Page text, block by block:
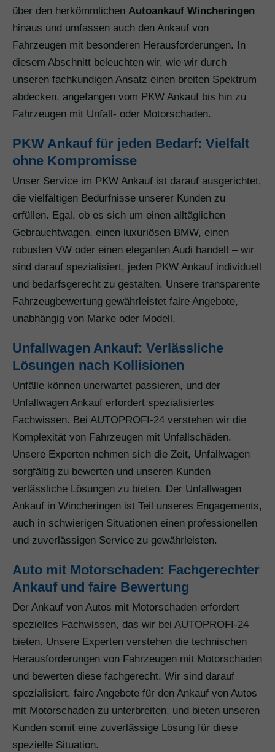
über den herkömmlichen Autoankauf Wincheringen
hinaus und umfassen auch den Ankauf von
Fahrzeugen mit besonderen Herausforderungen. In
diesem Abschnitt beleuchten wir, wie wir durch
unseren fachkundigen Ansatz einen breiten Spektrum
abdecken, angefangen vom PKW Ankauf bis hin zu
Fahrzeugen mit Unfall- oder Motorschaden.
PKW Ankauf für jeden Bedarf: Vielfalt
ohne Kompromisse
Unser Service im PKW Ankauf ist darauf ausgerichtet,
die vielfältigen Bedürfnisse unserer Kunden zu
erfüllen. Egal, ob es sich um einen alltäglichen
Gebrauchtwagen, einen luxuriösen BMW, einen
robusten VW oder einen eleganten Audi handelt – wir
sind darauf spezialisiert, jeden PKW Ankauf individuell
und bedarfsgerecht zu gestalten. Unsere transparente
Fahrzeugbewertung gewährleistet faire Angebote,
unabhängig von Marke oder Modell.
Unfallwagen Ankauf: Verlässliche
Lösungen nach Kollisionen
Unfälle können unerwartet passieren, und der
Unfallwagen Ankauf erfordert spezialisiertes
Fachwissen. Bei AUTOPROFI-24 verstehen wir die
Komplexität von Fahrzeugen mit Unfallschäden.
Unsere Experten nehmen sich die Zeit, Unfallwagen
sorgfältig zu bewerten und unseren Kunden
verlässliche Lösungen zu bieten. Der Unfallwagen
Ankauf in Wincheringen ist Teil unseres Engagements,
auch in schwierigen Situationen einen professionellen
und zuverlässigen Service zu gewährleisten.
Auto mit Motorschaden: Fachgerechter
Ankauf und faire Bewertung
Der Ankauf von Autos mit Motorschaden erfordert
spezielles Fachwissen, das wir bei AUTOPROFI-24
bieten. Unsere Experten verstehen die technischen
Herausforderungen von Fahrzeugen mit Motorschäden
und bewerten diese fachgerecht. Wir sind darauf
spezialisiert, faire Angebote für den Ankauf von Autos
mit Motorschaden zu unterbreiten, und bieten unseren
Kunden somit eine zuverlässige Lösung für diese
spezielle Situation.